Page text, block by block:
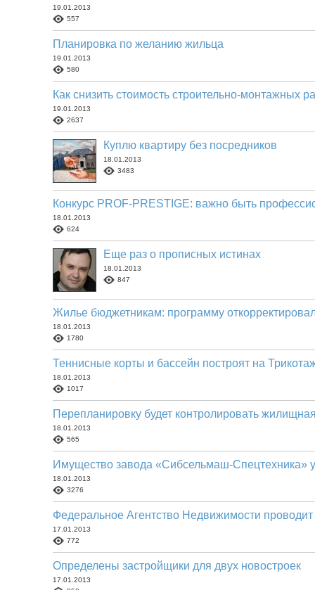
19.01.2013
557
Планировка по желанию жильца
19.01.2013
580
Как снизить стоимость строительно-монтажных
19.01.2013
2637
Куплю квартиру без посредников
18.01.2013
3483
Конкурс PROF-PRESTIGE: важно быть
18.01.2013
624
Еще раз о прописных истинах
18.01.2013
847
Жилье бюджетникам: программу
18.01.2013
1780
Теннисные корты и бассейн построят на
18.01.2013
1017
Перепланировку будет контролировать
18.01.2013
565
Имущество завода «Сибсельмаш-Спецтехника»
18.01.2013
3276
Федеральное Агентство Недвижимости
17.01.2013
772
Определены застройщики для двух новостроек
17.01.2013